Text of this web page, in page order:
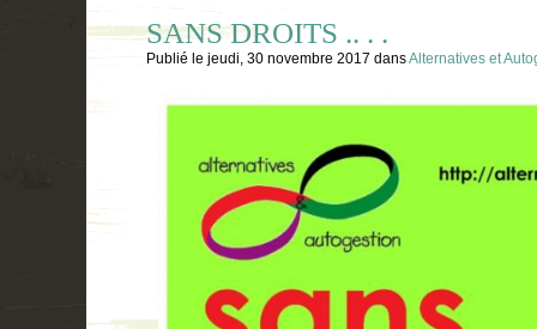
SANS DROITS .. . .
Publié le jeudi, 30 novembre 2017 dansAlternatives et